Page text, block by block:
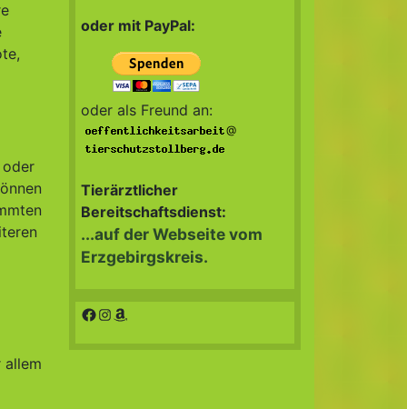
oder
allem
oder mit PayPal:
oder als Freund an:
@
Tierärztlicher
Bereitschaftsdienst:
...auf der Webseite vom
Erzgebirgskreis.
Facebook
Instagram
Amazon